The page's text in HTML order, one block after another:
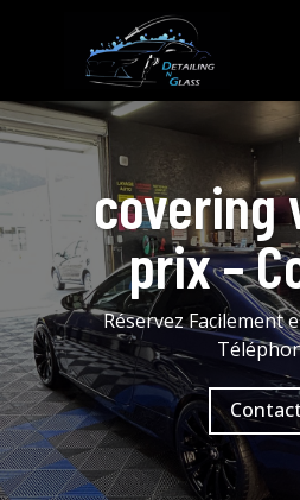
covering
prix –
Réservez Facilement